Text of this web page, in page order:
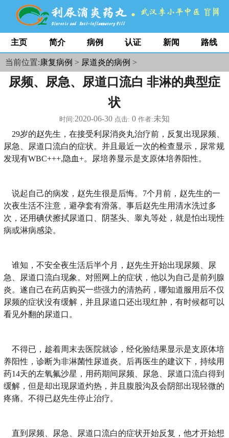
主页 简介 病例 认证 新闻 路线
当前位置:康复病例 > 尿道炎的病例 >
尿频、尿急、尿道口流白 非淋的典型症
状
时间:2020-06-30 点击: 0 作者:未知
29岁的赵先生，在接受利尿消炎丸治疗前，反复出现尿频、
尿急、尿道口流白的症状。并且最近一次的检查显示，尿常规
发现有WBC+++,隐血+。尿培养显示是支原体培养阳性。
说起自己的病发，赵先生很是后悔。7个月前，赵先生的一
次夜生活不注意，避孕套有滑落。事后赵先生用清水洗过多
次，还用碘伏擦拭尿道口、阴茎头、睾丸等处，就是怕出现性
病或淋病感染。
谁知，不安全夜生活后半个月，赵先生开始出现尿频、尿
急、尿道口流白现象。对照网上的症状，他以为自己是前列腺
炎。遂自己在药店购买一些强力的清热药，哪知道服用后不仅
尿频的症状没有缓解，并且尿道口还出现红肿，有时候都可以
看见外翻的尿道口。
不得已，趁着周末去医院就诊，经化验结果显示是支原体培
养阳性，诊断为非淋菌性尿道炎。后再医生的建议下，持续用
药14天的左氧氟沙星，用药期间尿频、尿急、尿道口流白得到
缓解，但是却出现尿道灼热，并且腹股沟及会阴部出现轻微的
疼痛。不得已赵先生停止治疗。
直到尿频、尿急、尿道口流白的症状开始反复，他才开始想